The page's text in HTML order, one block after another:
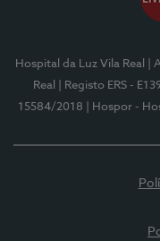
Hospital da Luz Vila Real
|
Real
| Registo ERS -
15584/2018
| Hospor -